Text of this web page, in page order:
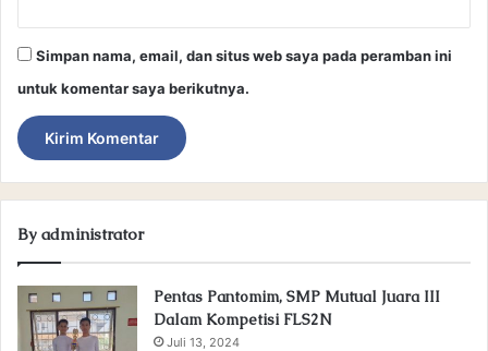
Simpan nama, email, dan situs web saya pada peramban ini
untuk komentar saya berikutnya.
By administrator
Pentas Pantomim, SMP Mutual Juara III
Dalam Kompetisi FLS2N
Juli 13, 2024